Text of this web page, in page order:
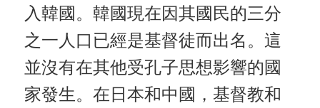
入韓國。韓國現在因其國民的三分
之一人口已經是基督徒而出名。這
並沒有在其他受孔子思想影響的國
家發生。在日本和中國，基督教和